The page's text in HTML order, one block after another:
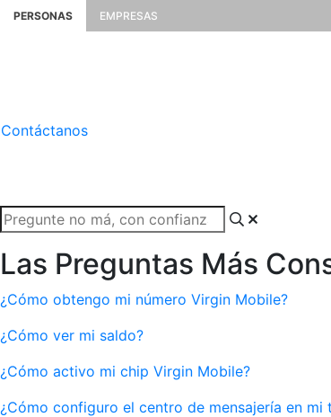
PERSONAS EMPRESAS
Contáctanos
Las Preguntas Más
¿Cómo obtengo mi número Virgin Mobile?
¿Cómo ver mi saldo?
¿Cómo activo mi chip Virgin Mobile?
¿Cómo configuro el centro de mensajería en mi